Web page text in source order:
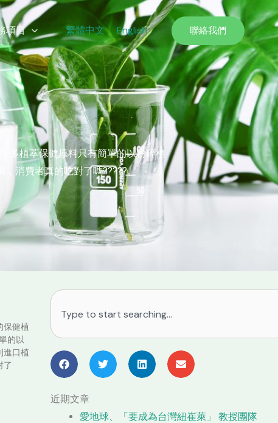
項目 繁體中文 English 聯絡我們
多植萃保健原料只有簡單的以粉碎植
消費者真的吃對了嗎?????。
保健植
的以
進口植
了
搜
近期文章
愛地球、「要成為台灣紐崔萊」 教授團隊